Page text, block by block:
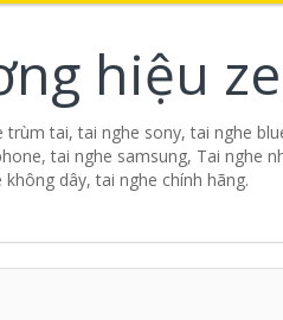
hiệu
tai, tai nghe sony, tai nghe
tai nghe samsung, Tai nghe
dây, tai nghe chính hãng.